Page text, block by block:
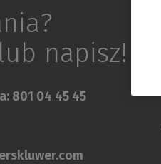
napisz!
801 04 45 45